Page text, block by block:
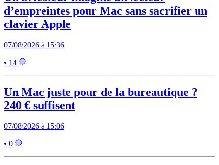
d’empreintes pour Mac sans sacrifier un
clavier Apple
07/08/2026 à 15:36
• 14
Un Mac juste pour de la bureautique ?
240 € suffisent
07/08/2026 à 15:06
• 0